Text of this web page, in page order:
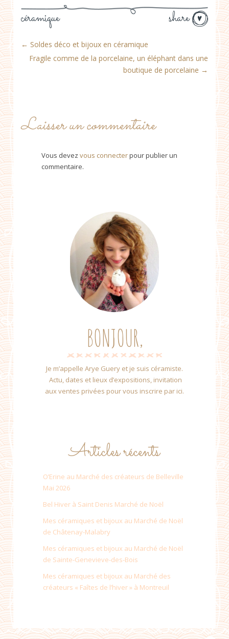
share
céramique
← Soldes déco et bijoux en céramique
Fragile comme de la porcelaine, un éléphant dans une
boutique de porcelaine →
Laisser un commentaire
Vous devez vous connecterpour publier un
commentaire.
BONJOUR,
Je m’appelle Arye Guery et je suis céramiste.
Actu, dates et lieux d’expositions, invitation
aux ventes privées pour vous inscrire par ici.
Articles récents
O’Erine au Marché des créateurs de Belleville
Mai 2026
Bel Hiver à Saint Denis Marché de Noël
Mes céramiques et bijoux au Marché de Noël
de Châtenay-Malabry
Mes céramiques et bijoux au Marché de Noël
de Sainte-Genevieve-des-Bois
Mes céramiques et bijoux au Marché des
créateurs « Faîtes de l’hiver » à Montreuil